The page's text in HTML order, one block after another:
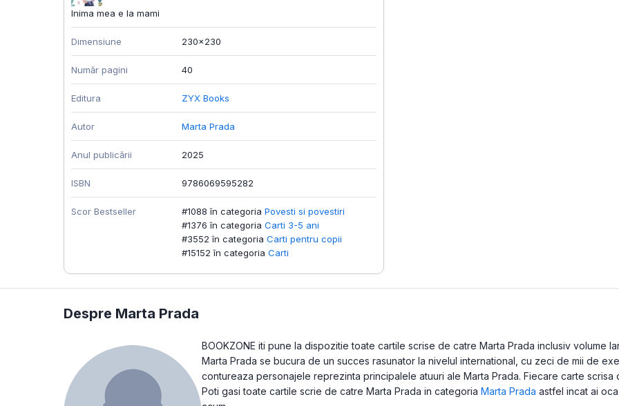
Inima mea e la mami
Dimensiune 230x230
Număr pagini 40
Editura ZYX Books
Autor Marta Prada
Anul publicării 2025
ISBN 9786069595282
Scor Bestseller #1088 în categoria Povesti si povestiri
#1376 în categoria Carti 3-5 ani
#3552 în categoria Carti pentru copii
#15152 în categoria Carti
Despre Marta Prada
BOOKZONE iti pune la dispozitie toate cartile scrise de catre Marta Prada inclusiv volume
Marta Prada se bucura de un succes rasunator la nivelul international, cu zeci de mii de
contureaza personajele reprezinta principalele atuuri ale Marta Prada. Fiecare carte
Poti gasi toate cartile scrie de catre Marta Prada in categoria Marta Prada astfel incat ai